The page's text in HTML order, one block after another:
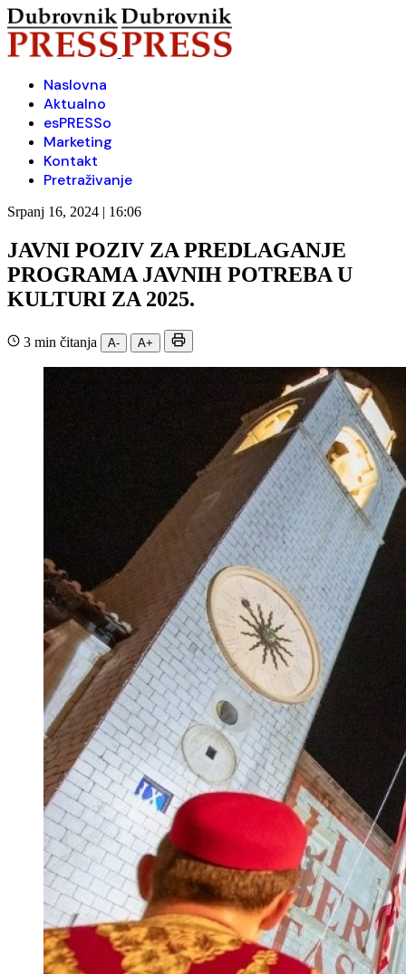
Naslovna
Aktualno
esPRESSo
Marketing
Kontakt
Pretraživanje
Srpanj 16, 2024 | 16:06
JAVNI POZIV ZA PREDLAGANJE
PROGRAMA JAVNIH POTREBA U
KULTURI ZA 2025.
3 min čitanja A- A+